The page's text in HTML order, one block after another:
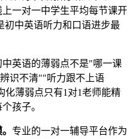
一对一中学生平均每节课开
初中英语听力和口语进步最
中英语的薄弱点不是"哪一课
识不清""听力跟不上语
薄弱点只有1对1老师能精
孩子。
专业的一对一辅导平台作为